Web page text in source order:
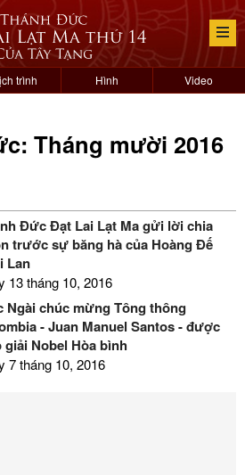
trình Hình Video
Tháng mười 2016
Đức Đạt Lai Lạt Ma gửi lời chia
trước sự băng hà của Hoàng Đế
Lan
13 tháng 10, 2016
Ngài chúc mừng Tổng thống
- Juan Manuel Santos - được
giải Nobel Hòa bình
7 tháng 10, 2016